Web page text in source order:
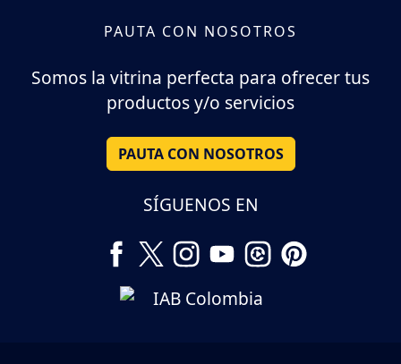
PAUTA CON NOSOTROS
Somos la vitrina perfecta para ofrecer tus
productos y/o servicios
PAUTA CON NOSOTROS
SÍGUENOS EN